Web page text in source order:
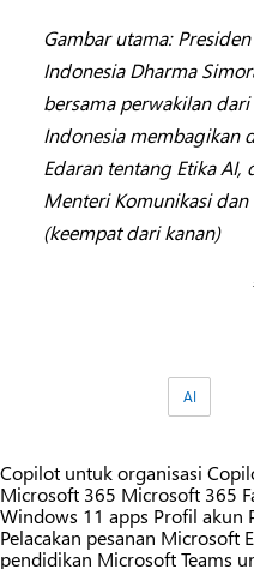
Gambar utama:
Indonesia Dharma
bersama perwakilan
Indonesia membagikan
Edaran tentang Etika AI,
Menteri Komunikasi
(keempat dari kanan)
AI
Copilot untuk organisasi
Microsoft 365 Microsoft 365
Windows 11 apps Profil akun
Pelacakan pesanan Microsoft
pendidikan Microsoft Teams